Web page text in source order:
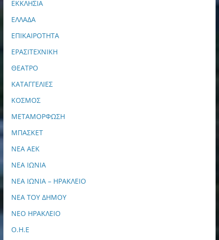
ΕΚΚΛΗΣΙΑ
ΕΛΛΑΔΑ
ΕΠΙΚΑΙΡΟΤΗΤΑ
ΕΡΑΣΙΤΕΧΝΙΚΗ
ΘΕΑΤΡΟ
ΚΑΤΑΓΓΕΛΙΕΣ
ΚΟΣΜΟΣ
ΜΕΤΑΜΟΡΦΩΣΗ
ΜΠΑΣΚΕΤ
ΝΕΑ ΑΕΚ
ΝΕΑ ΙΩΝΙΑ
ΝΕΑ ΙΩΝΙΑ – ΗΡΑΚΛΕΙΟ
ΝΕΑ ΤΟΥ ΔΗΜΟΥ
ΝΕΟ ΗΡΑΚΛΕΙΟ
Ο.Η.Ε